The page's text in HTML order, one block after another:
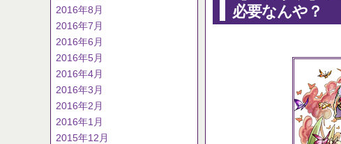
2016年8月
2016年7月
2016年6月
2016年5月
2016年4月
2016年3月
2016年2月
2016年1月
2015年12月
必要なんや？